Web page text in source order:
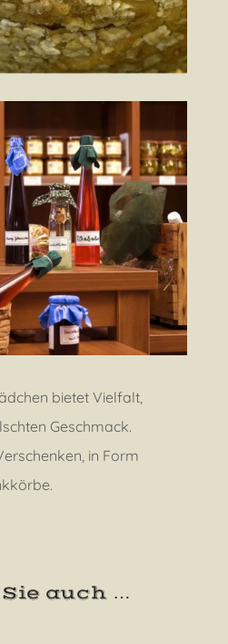
bietet Vielfalt,
Geschmack.
in Form
auch …